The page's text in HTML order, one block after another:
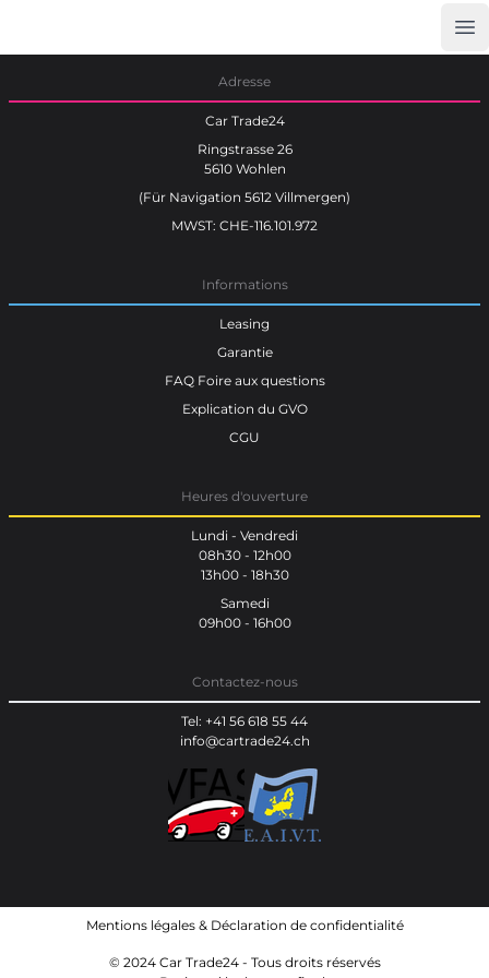
Adresse
Car Trade24
Ringstrasse 26
5610 Wohlen
(Für Navigation 5612 Villmergen)
MWST: CHE-116.101.972
Informations
Leasing
Garantie
FAQ Foire aux questions
Explication du GVO
CGU
Heures d'ouverture
Lundi - Vendredi
08h30 - 12h00
13h00 - 18h30
Samedi
09h00 - 16h00
Contactez-nous
Tel: +41 56 618 55 44
info@cartrade24.ch
Mentions légales& Déclaration de confidentialité
© 2024 Car Trade24 - Tous droits réservés